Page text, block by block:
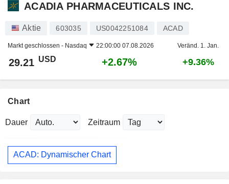
ACADIA PHARMACEUTICALS INC.
Aktie 603035 US0042251084 ACAD
Markt geschlossen - Nasdaq 22:00:00 07.08.2026 Veränd. 1. Jan.
29.21 USD +2.67% +9.36%
Chart
Dauer Zeitraum
ACAD: Dynamischer Chart